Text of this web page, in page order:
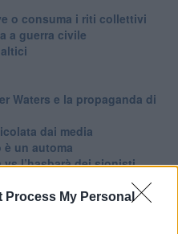
Process My Personal
o consuma i riti collettivi
a guerra civile
Waters e la propaganda di
dai media
è un automa
l’hasbarà dei sionisti
della propaganda di
chi vuole armarsi